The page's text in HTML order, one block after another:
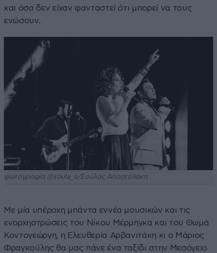
και όσα δεν είχαν φανταστεί ότι μπορεί να τους
ενώσουν.
φωτογραφία @soula_a/Σούλας Αποστολάκη
Με μία υπέροχη μπάντα εννέα μουσικών και τις
ενορχηστρώσεις του Νίκου Μέρμηγκα και του Θωμά
Κοντογεώργη, η Ελευθερία Αρβανιτάκη κι ο Μάριος
Φραγκούλης θα μας πάνε ένα ταξίδι στην Μεσόγειο